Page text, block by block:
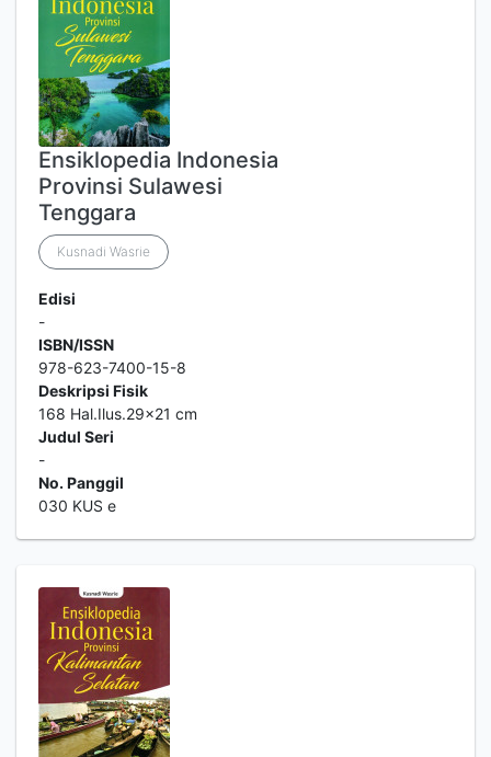
Ensiklopedia Indonesia
Provinsi Sulawesi
Tenggara
Kusnadi Wasrie
Edisi
-
ISBN/ISSN
978-623-7400-15-8
Deskripsi Fisik
168 Hal.Ilus.29x21 cm
Judul Seri
-
No. Panggil
030 KUS e